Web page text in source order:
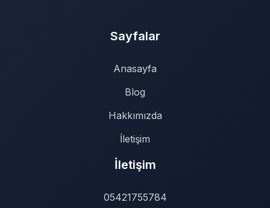
Sayfalar
Anasayfa
Blog
Hakkımızda
İletişim
İletişim
05421755784